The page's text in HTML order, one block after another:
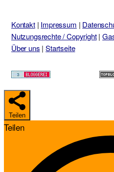
Kontakt| Impressum |
Nutzungsrechte / Copyright|
Über uns |Startseite
Teilen
Teilen